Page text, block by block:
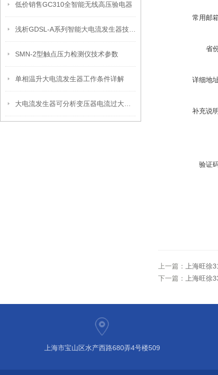
低价销售GC310全智能无线高压验电器
SMN-2型触点压力检测仪技术参数
单相温升大电流发生器工作条件详解
常用邮
省
详细地
补充说
验证
上一篇：
上海旺徐
下一篇：
上海旺徐
上海市宝山区水产西路680弄4号楼509